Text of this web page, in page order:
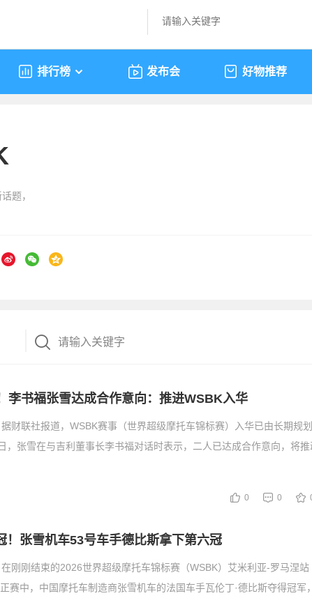
排行榜 发布会 好物推荐
题，
李书福张雪达成合作意向：推进WSBK入华
财联社报道，WSBK赛事（世界超级摩托车锦标赛）入华已由长期规
，张雪在与吉利董事长李书福对话时表示，二人已达成合作意向，将推
0 0
！张雪机车53号车手德比斯拿下第六冠
刚刚结束的2026世界超级摩托车锦标赛（WSBK）艾米利亚-罗马涅站
赛中，中国摩托车制造商张雪机车的法国车手瓦伦丁·德比斯夺得冠军